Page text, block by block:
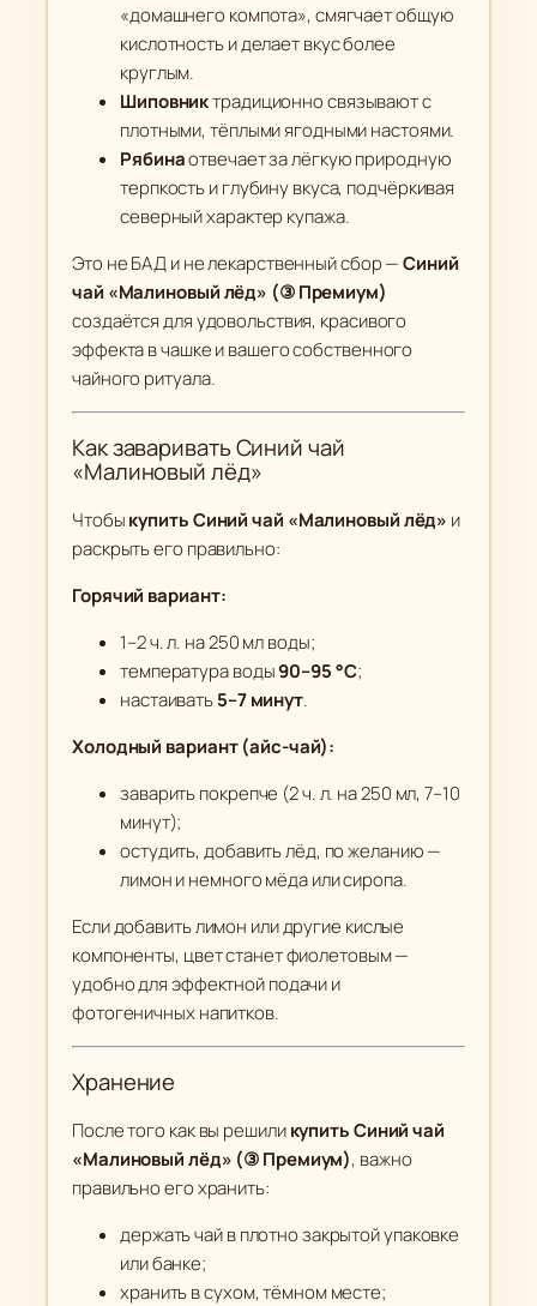
«домашнего компота», смягчает общую
кислотность и делает вкус более
круглым.
Шиповниктрадиционно связывают с
плотными, тёплыми ягодными настоями.
Рябинаотвечает за лёгкую природную
терпкость и глубину вкуса, подчёркивая
северный характер купажа.
Это не БАД и не лекарственный сбор —Синий
чай «Малиновый лёд» (③ Премиум)
создаётся для удовольствия, красивого
эффекта в чашке и вашего собственного
чайного ритуала.
Как заваривать Синий чай
«Малиновый лёд»
Чтобыкупить Синий чай «Малиновый лёд» и
раскрыть его правильно:
Горячий вариант:
1–2 ч. л. на 250 мл воды;
температура воды90–95 °C;
настаивать5–7 минут.
Холодный вариант (айс-чай):
заварить покрепче (2 ч. л. на 250 мл, 7–10
минут);
остудить, добавить лёд, по желанию —
лимон и немного мёда или сиропа.
Если добавить лимон или другие кислые
компоненты, цвет станет фиолетовым —
удобно для эффектной подачи и
фотогеничных напитков.
Хранение
После того как вы решиликупить Синий чай
«Малиновый лёд» (③ Премиум), важно
правильно его хранить:
держать чай в плотно закрытой упаковке
или банке;
хранить в сухом, тёмном месте;